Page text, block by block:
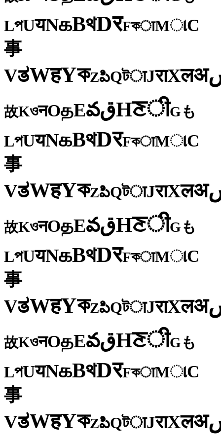
LপUयNகBথDरFকाMાC
事
VತWहYকZపిQটाJराXलअ
故KওनOதEవقHਣीGも
LপUयNகBথDरFকाMાC
事
VತWहYকZపిQটाJराXलअ
故KওनOதEవقHਣीGも
LপUयNகBথDरFকाMાC
事
VತWहYকZపిQটाJराXलअ
故KওनOதEవقHਣीGも
LপUयNகBথDरFকाMાC
事
VತWहYকZపిQটाJराXलअ